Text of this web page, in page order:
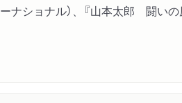
ーナショナル）、『山本太郎 闘い